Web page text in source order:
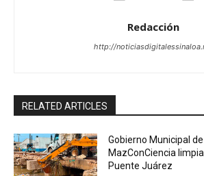
Redacción
http://
RELATED ARTICLES
Gobierno Municipal
MazConCiencia
Puente Juárez